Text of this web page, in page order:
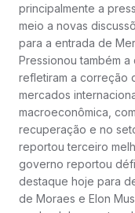
principalmente a
meio a novas
para a entrada de
Pressionou também
refletiram a correção
mercados
macroeconômica,
recuperação e no
reportou terceiro
governo reportou
destaque hoje para
de Moraes e Elon